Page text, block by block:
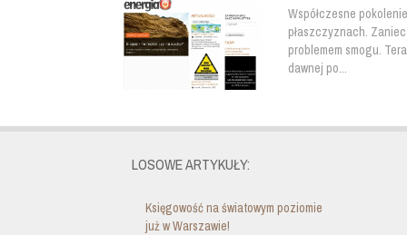
Współczesne
płaszczyznach.
problemem smogu.
dawnej po...
LOSOWE ARTYKUŁY:
Księgowość na światowym poziomie
już w Warszawie!